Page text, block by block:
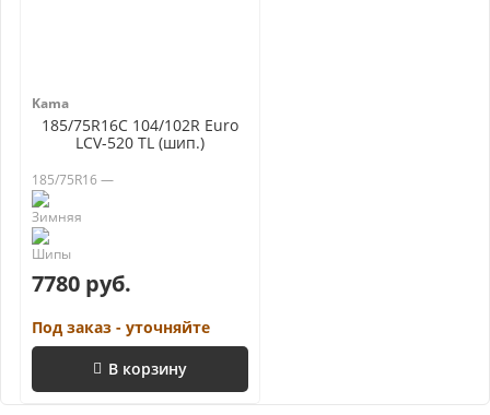
Kama
185/75R16C 104/102R Euro
LCV-520 TL (шип.)
185/75R16 —
7780 руб.
Под заказ - уточняйте
В корзину